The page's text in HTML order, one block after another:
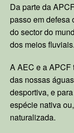
Da parte da
passo em defesa
do sector do
dos meios fluviais.
A AEC e a APCF
das nossas
desportiva, e
espécie nativa
naturalizada.